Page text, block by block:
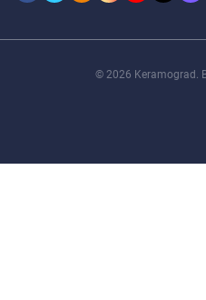
© 2026 Keramograd.